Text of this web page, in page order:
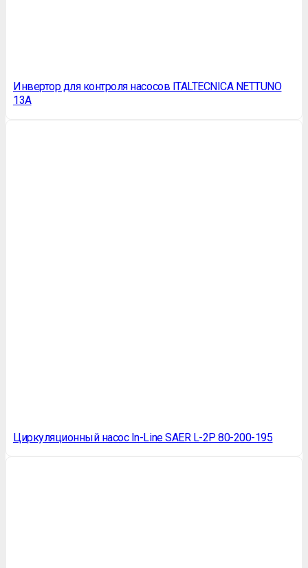
Инвертор для контроля насосов ITALTECNICA NETTUNO
13A
Циркуляционный насос In-Line SAER L-2P 80-200-195